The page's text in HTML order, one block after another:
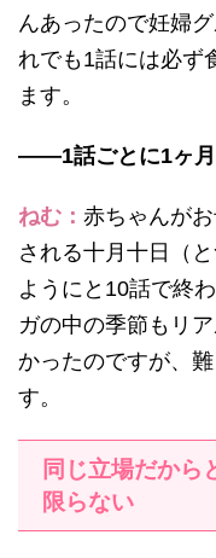
んあったので妊婦
れでも1話には必ず
ます。
——1話ごとに1ヶ月
ねむ： 赤ちゃんが
される十月十日（
ようにと10話で終
ガの中の季節もリ
かったのですが、
す。
同じ立場だから
限らない